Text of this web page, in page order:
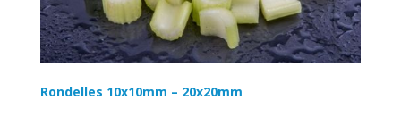
Rondelles 10x10mm – 20x20mm